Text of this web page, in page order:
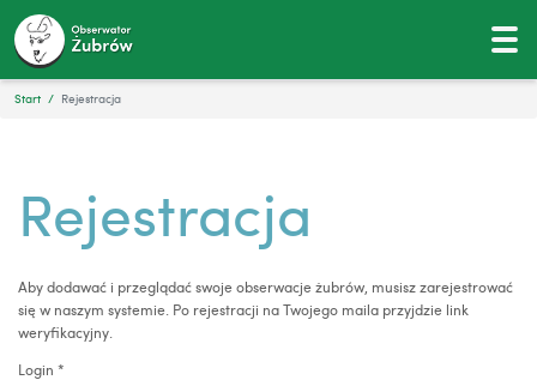
Start Rejestracja
Rejestracja
Aby dodawać i przeglądać swoje obserwacje żubrów, musisz zarejestrować
się w naszym systemie. Po rejestracji na Twojego maila przyjdzie link
weryfikacyjny.
Login *